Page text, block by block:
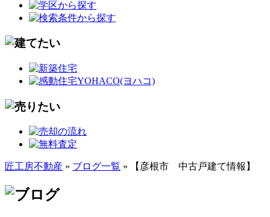
匠工房不動産 » ブログ一覧 » 【彦根市 中古戸建て情報】